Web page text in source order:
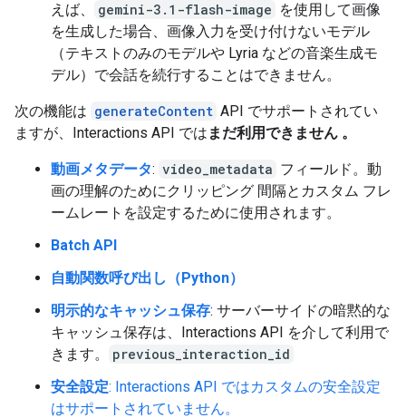
えば、
gemini-3.1-flash-image を使用して画像
を生成した場合、画像入力を受け付けないモデル
（テキストのみのモデルや Lyria などの音楽生成モ
デル）で会話を続行することはできません。
次の機能は generateContent API でサポートされてい
ますが、Interactions API では まだ利用できません 。
動画メタデータ: video_metadata フィールド。動
画の理解のためにクリッピング 間隔とカスタム フレ
ームレートを設定するために使用されます。
Batch API
自動関数呼び出し（Python）
明示的なキャッシュ保存: サーバーサイドの暗黙的な
キャッシュ保存は、Interactions API を介して利用で
きます。
previous_interaction_id
安全設定: Interactions API ではカスタムの安全設定
はサポートされていません。